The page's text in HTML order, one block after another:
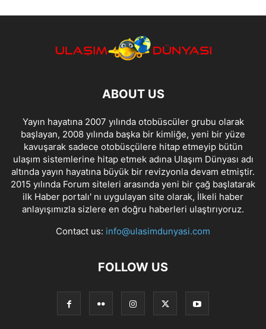
ABOUT US
Yayın hayatına 2007 yılında otobüscüler grubu olarak
başlayan, 2008 yılında başka bir kimliğe, yeni bir yüze
kavuşarak sadece otobüsçülere hitap etmeyip bütün
ulaşım sistemlerine hitap etmek adına Ulaşım Dünyası adı
altında yayın hayatına büyük bir revizyonla devam etmiştir.
2015 yılında Forum siteleri arasında yeni bir çağ başlatarak
ilk Haber portalı' nı uygulayan site olarak, İlkeli haber
anlayışımızla sizlere en doğru haberleri ulaştırıyoruz.
Contact us: info@ulasimdunyasi.com
FOLLOW US